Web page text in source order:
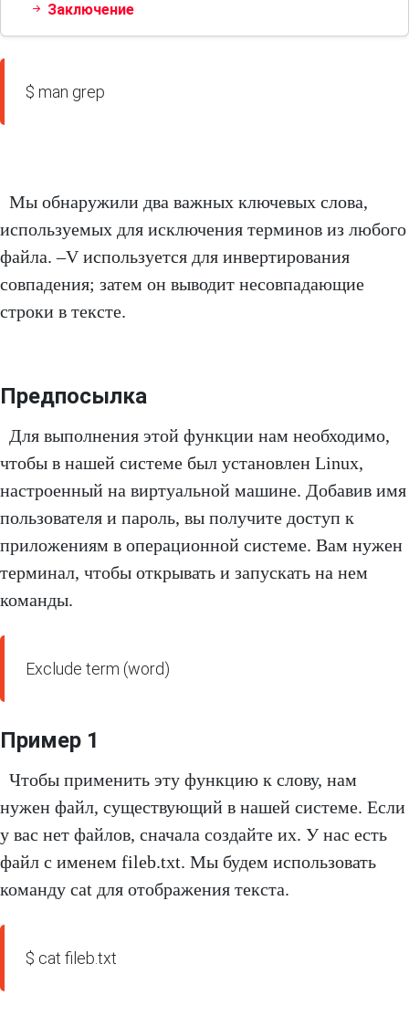
Заключение
$ man grep
Мы обнаружили два важных ключевых слова,
используемых для исключения терминов из любого
файла. –V используется для инвертирования
совпадения; затем он выводит несовпадающие
строки в тексте.
Предпосылка
Для выполнения этой функции нам необходимо,
чтобы в нашей системе был установлен Linux,
настроенный на виртуальной машине. Добавив имя
пользователя и пароль, вы получите доступ к
приложениям в операционной системе. Вам нужен
терминал, чтобы открывать и запускать на нем
команды.
Exclude term (word)
Пример 1
Чтобы применить эту функцию к слову, нам
нужен файл, существующий в нашей системе. Если
у вас нет файлов, сначала создайте их. У нас есть
файл с именем fileb.txt. Мы будем использовать
команду cat для отображения текста.
$ cat fileb.txt